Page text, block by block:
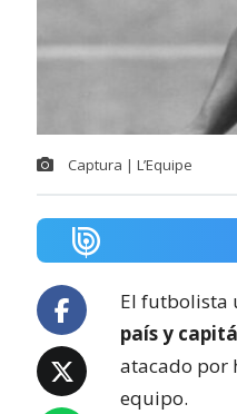
Captura | L’Equipe
El futbolista
país y
atacado por
equipo.